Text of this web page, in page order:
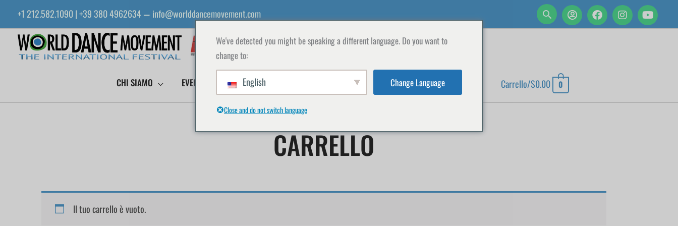
contenuto
+1 212.582.1090 | +39 380 4962634 — info@worlddancemovement.com
CHI SIAMO EVENTI WDM INSEGNANTI ISCRIVITI IL MIO ACCOUNT Carrello/$0.00 0
CARRELLO
Il tuo carrello è vuoto.
We've detected you might be speaking a different language. Do you want to
change to:
English Change Language
Close and do not switch language